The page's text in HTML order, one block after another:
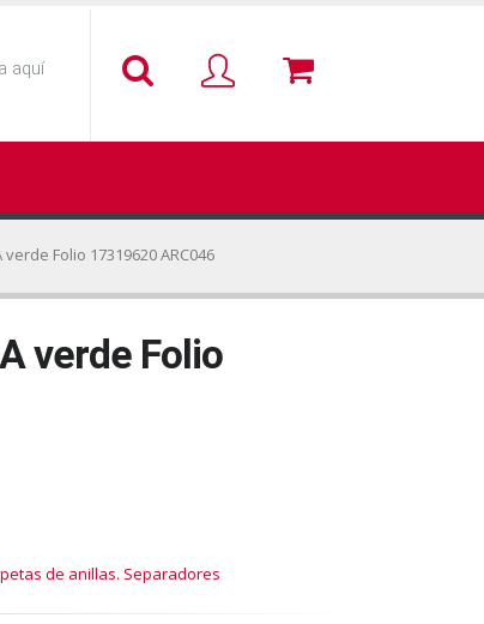
aquí
Folio 17319620 ARC046
verde Folio
de anillas. Separadores